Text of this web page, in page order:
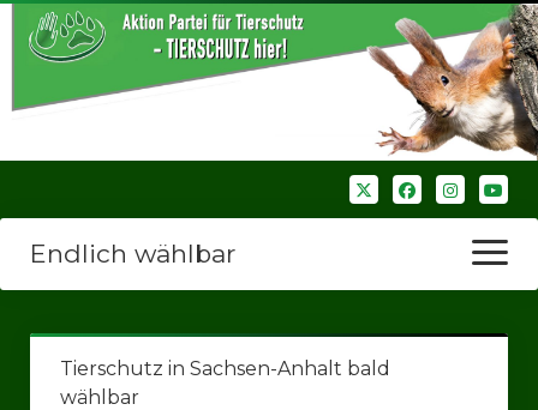
Endlich wählbar
Menü
öffnen
Wir über uns
Tierschutz in Sachsen-Anhalt bald
wählbar